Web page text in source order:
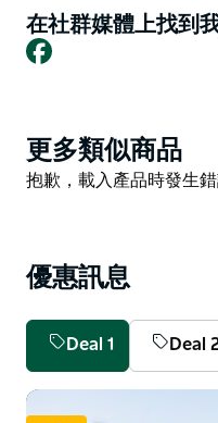
個無線網路熱點，提供
期活動。
在社群媒體上找到
Facebook
Product
List
更多類似商品
Product
抱歉，載入產品時發生錯
優惠訊息
Deal 1 Deal